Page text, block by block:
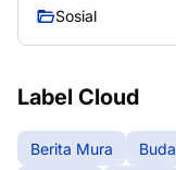
Sosial
Label Cloud
Berita Mura